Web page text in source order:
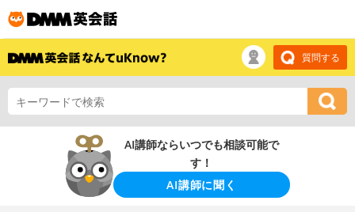
質問する
AI講師ならいつでも相談可能で
す！
AI講師に聞く